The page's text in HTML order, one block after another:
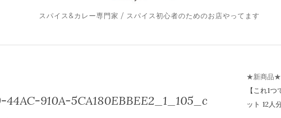
スパイス&カレー専門家 / スパイス初心者のためのお店やってます
910A-5CA180EBBEE2_1_105_c
★新商品★
【これ1つ
ット 12人